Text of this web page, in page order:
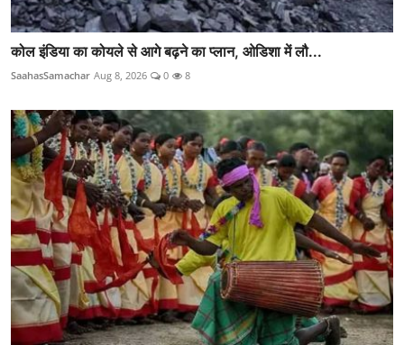
कोल इंडिया का कोयले से आगे बढ़ने का प्लान, ओडिशा में लौ...
SaahasSamachar Aug 8, 2026 0 8